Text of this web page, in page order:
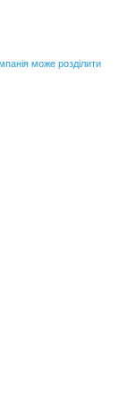
може розділити